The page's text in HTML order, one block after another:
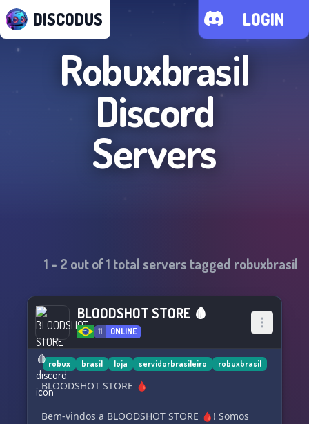
DISCODUS LOGIN
Robuxbrasil
Discord
Servers
1 - 2 out of1 total servers tagged robuxbrasil
BLOODSHOT STORE 🩸
11 ONLINE
robux brasil loja servidorbrasileiro robuxbrasil
BLOODSHOT STORE 🩸
Bem-vindos a BLOODSHOT STORE 🩸! Somos